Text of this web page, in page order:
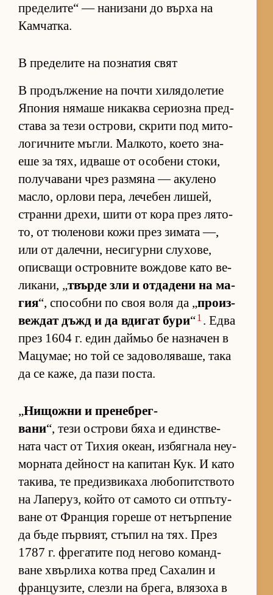
пре­де­ли­те“ — на­ни­зани до върха на
Кам­чат­ка.
В пределите на познатия свят
В про­дъл­же­ние на почти хи­ля­до­ле­тие
Япо­ния ня­маше ни­каква се­ри­озна пред­
с­тава за тези ос­т­ро­ви, скрити под ми­то­
ло­гич­ните мъг­ли. Мал­ко­то, ко­ето зна­
еше за тях, ид­ваше от осо­бени сто­ки,
по­лу­ча­вани чрез раз­мяна — аку­лено
мас­ло, ор­лови пе­ра, ле­че­бен ли­шей,
странни дре­хи, шити от кора през ля­то­
то, от тю­ле­нови кожи през зи­мата —,
или от да­леч­ни, не­си­гурни слу­хо­ве,
опис­ващи ос­т­ров­ните вож­дове като ве­
ли­ка­ни, „твърде зли и от­да­дени на ма­
гия“, спо­собни по своя воля да „про­из­
веж­дат дъжд и да вди­гат бури“1 . Едва
през 1604 г. един дай­мьо бе наз­на­чен в
Ма­цу­мае; но той се за­до­во­ля­ва­ше, така
да се ка­же, да пази пос­та.
„Ни­щожни и пре­неб­рег­
вани“, тези ос­т­рови бяха и един­с­т­ве­
ната част от Ти­хия оке­ан, из­бяг­нала не­у­
мор­ната дей­ност на ка­пи­тан Кук. И като
та­ки­ва, те пре­диз­ви­каха лю­бо­пит­с­твото
на Ла­пе­руз, който от са­мото си от­пъ­ту­
ване от Фран­ция го­реше от не­тър­пе­ние
да бъде пър­ви­ят, стъ­пил на тях. През
1787 г. фре­га­тите под не­гово ко­ман­д­
ване хвър­лиха котва пред Са­ха­лин и
фран­цу­зи­те, слезли на бре­га, вля­зоха в